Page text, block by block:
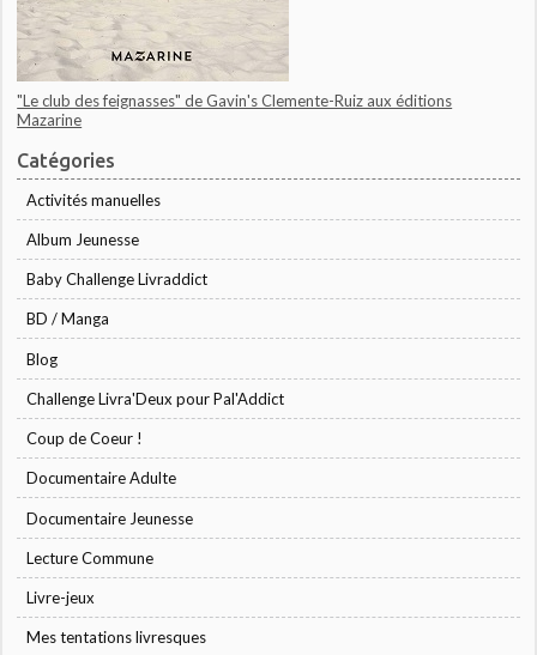
"Le club des feignasses" de Gavin's Clemente-Ruiz aux éditions
Mazarine
Catégories
Activités manuelles
Album Jeunesse
Baby Challenge Livraddict
BD / Manga
Blog
Challenge Livra'Deux pour Pal'Addict
Coup de Coeur !
Documentaire Adulte
Documentaire Jeunesse
Lecture Commune
Livre-jeux
Mes tentations livresques